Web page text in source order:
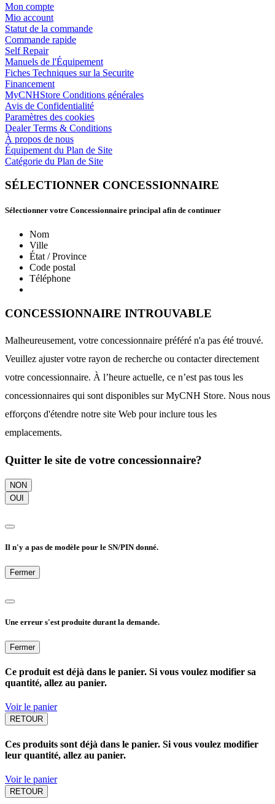
Mon compte
Mio account
Statut de la commande
Commande rapide
Self Repair
Manuels de l'Équipement
Fiches Techniques sur la Securite
Financement
MyCNHStore Conditions générales
Avis de Confidentialité
Paramètres des cookies
Dealer Terms & Conditions
À propos de nous
Équipement du Plan de Site
Catégorie du Plan de Site
SÉLECTIONNER CONCESSIONNAIRE
Sélectionner votre Concessionnaire principal afin de continuer
Nom
Ville
État / Province
Code postal
Téléphone
CONCESSIONNAIRE INTROUVABLE
Malheureusement, votre concessionnaire préféré n'a pas été trouvé.
Veuillez ajuster votre rayon de recherche ou contacter directement
votre concessionnaire. À l’heure actuelle, ce n’est pas tous les
concessionnaires qui sont disponibles sur MyCNH Store. Nous nous
efforçons d'étendre notre site Web pour inclure tous les
emplacements.
Quitter le site de votre concessionnaire?
NON
OUI
Il n'y a pas de modèle pour le SN/PIN donné.
Fermer
Une erreur s'est produite durant la demande.
Fermer
Ce produit est déjà dans le panier. Si vous voulez modifier sa
quantité, allez au panier.
Voir le panier
RETOUR
Ces produits sont déjà dans le panier. Si vous voulez modifier
leur quantité, allez au panier.
Voir le panier
RETOUR